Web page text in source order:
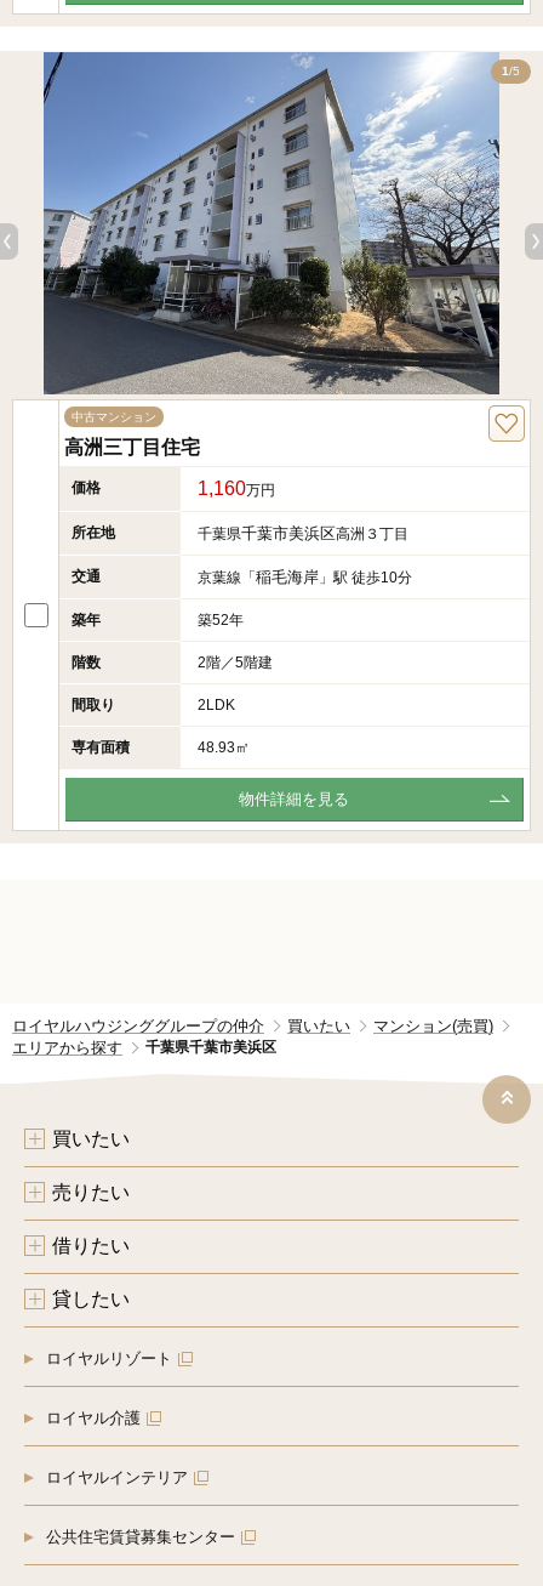
1/5
中古マンション
高洲三丁目住宅
価格 1,160万円
所在地 千葉県千葉市美浜区高洲３丁目
交通 京葉線「 稲毛海岸 」駅 徒歩10分
築年 築52年
階数 2階／5階建
間取り 2LDK
専有面積 48.93㎡
物件詳細を見る
ロイヤルハウジンググループの仲介 買いたい
マンション(売買)
エリアから探す
千葉県千葉市美浜区
買いたい
売りたい
借りたい
貸したい
ロイヤルリゾート
ロイヤル介護
ロイヤルインテリア
公共住宅賃貸募集センター